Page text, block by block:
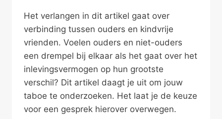
Het verlangen in dit artikel gaat over
verbinding tussen ouders en kindvrije
vrienden. Voelen ouders en niet-ouders
een drempel bij elkaar als het gaat over het
inlevingsvermogen op hun grootste
verschil? Dit artikel daagt je uit om jouw
taboe te onderzoeken. Het laat je de keuze
voor een gesprek hierover overwegen.